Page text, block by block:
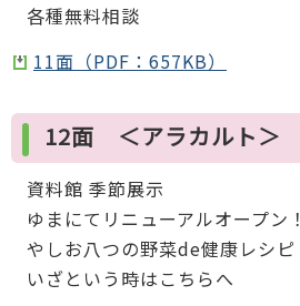
各種無料相談
11面（PDF：657KB）
12面 ＜アラカルト＞
資料館 季節展示
ゆまにてリニューアルオープン！
やしお八つの野菜de健康レシピ
いざという時はこちらへ